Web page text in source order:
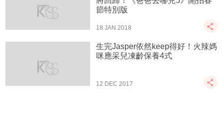
節特別版
18 JAN 2018
生完Jasper依然keep得好！火辣媽
咪應采兒凍齡保養4式
12 DEC 2017